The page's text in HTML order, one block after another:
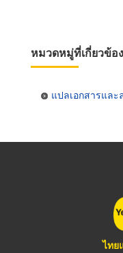
หมวดหมู่ที่เกี่ยวข้อง
แปลเอกสารและ
ไทย